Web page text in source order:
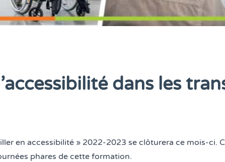
dans les
en accessibilité » 2022-2023 se clôturera ce mois-ci.
phares de cette formation.